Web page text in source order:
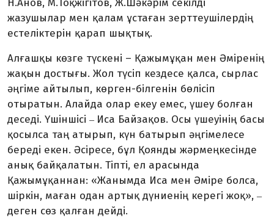
Н.Анов, М.Тоқжігітов, Ж.Шәкәрім секілді
жазушылар мен қалам ұстаған зерттеушілердің
естеліктерін қарап шықтық.
Алғашқы көзге түскені – Қажымұқан мен Әміренің
жақын достығы. Жол түсіп кездесе қалса, сырлас
әңгіме айтылып, көрген-білгенін бөлісіп
отыратын. Алайда олар екеу емес, үшеу болған
деседі. Үшіншісі – Иса Байзақов. Осы үшеуінің басы
қосылса таң атырып, күн батырып әңгімелесе
береді екен. Әсіресе, бұл Қоянды жәрмеңкесінде
анық байқалатын. Тіпті, ел арасында
Қажымұқаннан: «Жанымда Иса мен Әміре болса,
шіркін, маған одан артық дүниенің керегі жоқ», –
деген сөз қалған дейді.